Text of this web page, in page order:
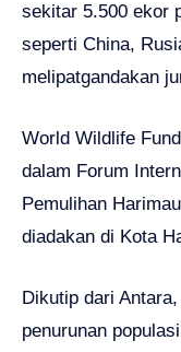
sekitar 5.500 ekor
seperti China,
melipatgandakan
World Wildlife
dalam Forum
Pemulihan
diadakan di Kota
Dikutip dari
penurunan